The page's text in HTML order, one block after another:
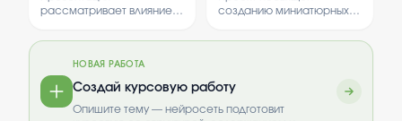
рассматривает влияние
здоровье человека.
положительные, так и
отрицательные стороны
фаст-фуда, а также
рекомендации по его
созданию миниатюрных
ходе работы изучаются
миниатюрных интерьеров.
НОВАЯ РАБОТА
Создай курсовую работу
Опишите тему — нейросеть подготовит